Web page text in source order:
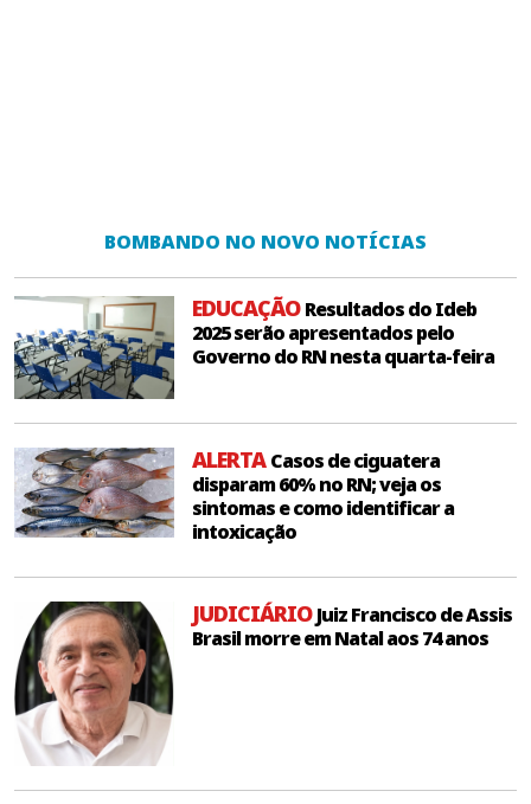
BOMBANDO NO NOVO NOTÍCIAS
EDUCAÇÃOResultados do Ideb
2025 serão apresentados pelo
Governo do RN nesta quarta-feira
ALERTACasos de ciguatera
disparam 60% no RN; veja os
sintomas e como identificar a
intoxicação
JUDICIÁRIOJuiz Francisco de Assis
Brasil morre em Natal aos 74 anos